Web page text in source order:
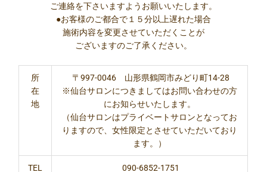
ご連絡を下さいますようお願いいたします。
●お客様のご都合で１５分以上遅れた場合
施術内容を変更させていただくことが
ございますのご了承ください。
所
在
地
〒997-0046 山形県鶴岡市みどり町14-28
※仙台サロンにつきましてはお問い合わせの方
にお知らせいたします。
（仙台サロンはプライベートサロンとなってお
りますので、女性限定とさせていただいており
ます。）
TEL 090-6852-1751